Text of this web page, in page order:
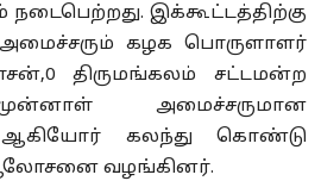
இக்கூட்டத்திற்கு
கழக பொருளாளர்
திருமங்கலம் சட்டமன்ற
அமைச்சருமான
ஆகியோர் கலந்து கொண்டு
வழங்கினர்.